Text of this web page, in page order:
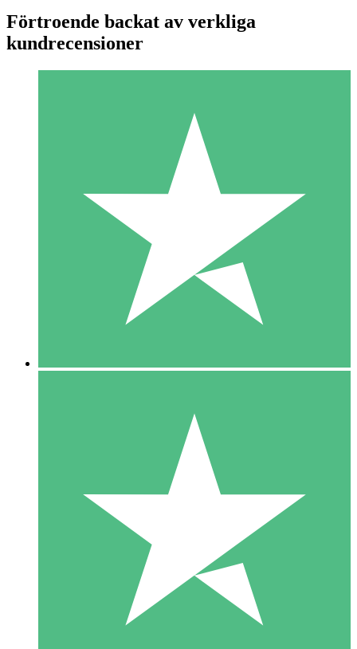
Individuella Kreditpaket
Betala per användning med nedladdningskrediter. Inget
1 Nedladdningar
10 00
10 Nedladdningar
20 00
Förtroende backat av verkliga
kundrecensioner